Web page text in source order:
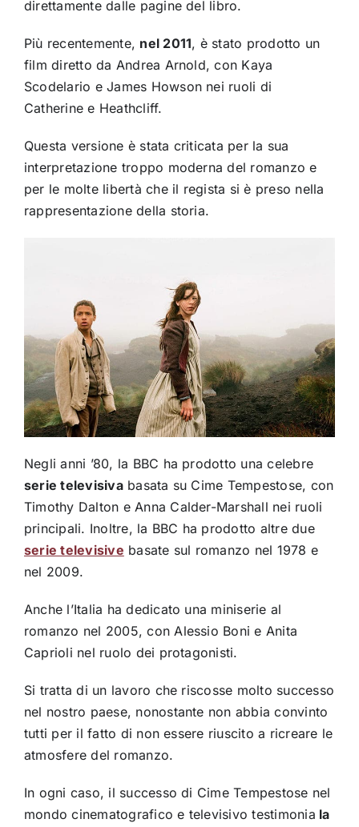
direttamente dalle pagine del libro.
Più recentemente, nel 2011, è stato prodotto un
film diretto da Andrea Arnold, con Kaya
Scodelario e James Howson nei ruoli di
Catherine e Heathcliff.
Questa versione è stata criticata per la sua
interpretazione troppo moderna del romanzo e
per le molte libertà che il regista si è preso nella
rappresentazione della storia.
Negli anni ’80, la BBC ha prodotto una celebre
serie televisivabasata su Cime Tempestose, con
Timothy Dalton e Anna Calder-Marshall nei ruoli
principali. Inoltre, la BBC ha prodotto altre due
serie televisive basate sul romanzo nel 1978 e
nel 2009.
Anche l’Italia ha dedicato una miniserie al
romanzo nel 2005, con Alessio Boni e Anita
Caprioli nel ruolo dei protagonisti.
Si tratta di un lavoro che riscosse molto successo
nel nostro paese, nonostante non abbia convinto
tutti per il fatto di non essere riuscito a ricreare le
atmosfere del romanzo.
In ogni caso, il successo di Cime Tempestose nel
mondo cinematografico e televisivo testimonia la